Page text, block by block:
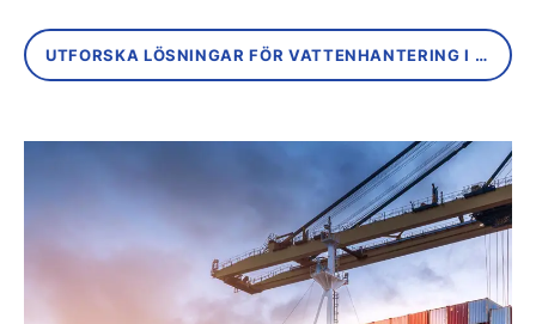
UTFORSKA LÖSNINGAR FÖR VATTENHANTERING I GRUVA